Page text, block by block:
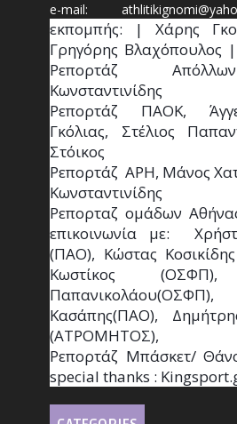
e-mail: athlit
εκπομπής: | Χάρης
Γρηγόρης Βλαχόπουλος
Ρεπορτάζ
Ρεπορτάζ ΠΑΟΚ,
Γκόλιας, Στέλιος
Στόικος
Ρεπορτάζ  ΑΡΗ, Μάνος
Κωνσταντινίδης
Ρεπορταζ ομάδων
επικοινωνία με:
(ΠΑΟ), Κώστας
Κωστίκος (ΟΣΦΠ),
Κασάπης(ΠΑΟ),
(ΑΤΡΟΜΗΤΟΣ),
Ρεπορτάζ Μπάσκετ/
special thanks :